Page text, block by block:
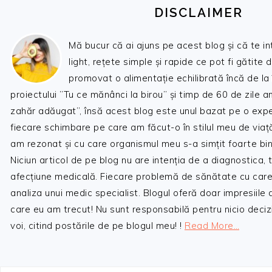
DISCLAIMER
Mă bucur că ai ajuns pe acest blog și că te
light, rețete simple și rapide ce pot fi gătite
promovat o alimentație echilibrată încă de
proiectului ”Tu ce mănânci la birou” și timp de 60 de zile
zahăr adăugat”, însă acest blog este unul bazat pe o
fiecare schimbare pe care am făcut-o în stilul meu de
am rezonat și cu care organismul meu s-a simțit foarte
Niciun articol de pe blog nu are intenția de a diagnostica,
afecțiune medicală. Fiecare problemă de sănătate cu
analiza unui medic specialist. Blogul oferă doar impresiile
care eu am trecut! Nu sunt responsabilă pentru nicio
voi, citind postările de pe blogul meu! ! Read More…